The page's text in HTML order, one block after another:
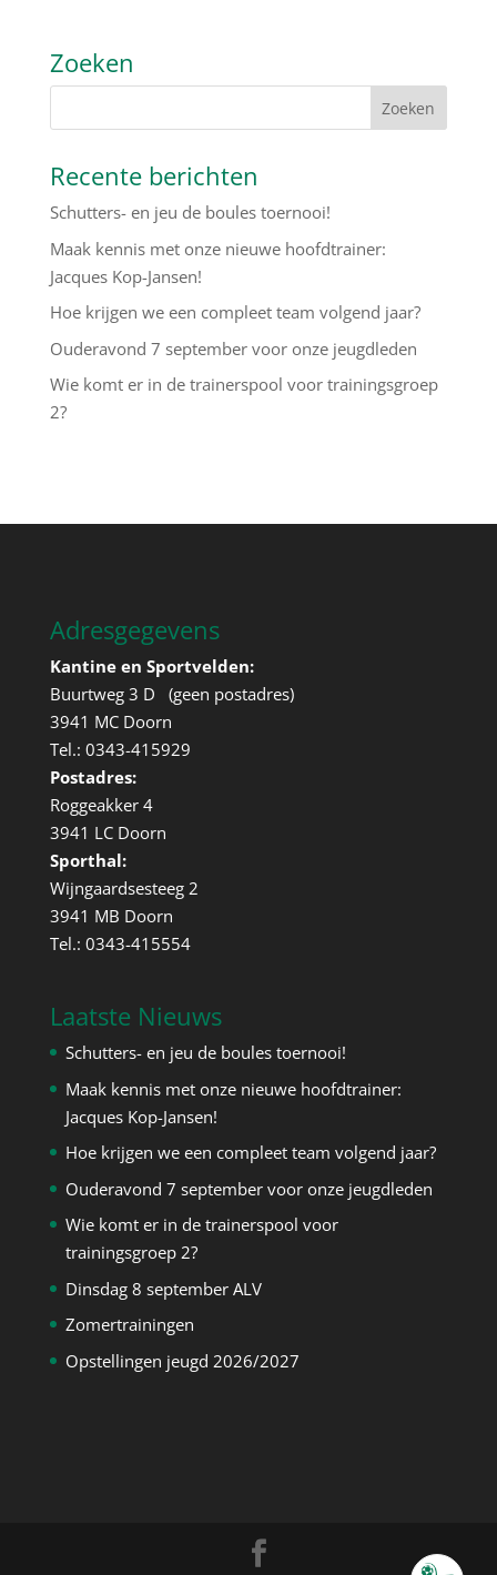
Zoeken
Recente berichten
Schutters- en jeu de boules toernooi!
Maak kennis met onze nieuwe hoofdtrainer:
Jacques Kop-Jansen!
Hoe krijgen we een compleet team volgend jaar?
Ouderavond 7 september voor onze jeugdleden
Wie komt er in de trainerspool voor trainingsgroep
2?
Adresgegevens
Kantine en Sportvelden:
Buurtweg 3 D (geen postadres)
3941 MC Doorn
Tel.: 0343-415929
Postadres:
Roggeakker 4
3941 LC Doorn
Sporthal:
Wijngaardsesteeg 2
3941 MB Doorn
Tel.: 0343-415554
Laatste Nieuws
Schutters- en jeu de boules toernooi!
Maak kennis met onze nieuwe hoofdtrainer:
Jacques Kop-Jansen!
Hoe krijgen we een compleet team volgend jaar?
Ouderavond 7 september voor onze jeugdleden
Wie komt er in de trainerspool voor
trainingsgroep 2?
Dinsdag 8 september ALV
Zomertrainingen
Opstellingen jeugd 2026/2027